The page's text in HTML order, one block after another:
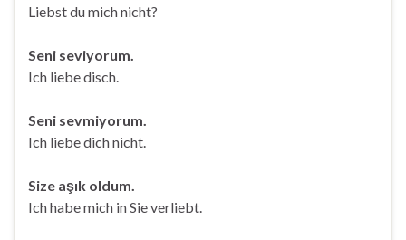
Liebst du mich nicht?
Seni seviyorum.
Ich liebe disch.
Seni sevmiyorum.
Ich liebe dich nicht.
Size aşık oldum.
Ich habe mich in Sie verliebt.